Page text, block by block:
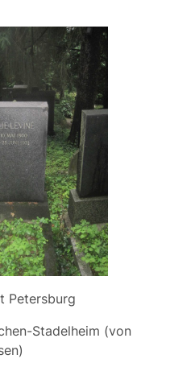
Petersburg
Stadelheim (von